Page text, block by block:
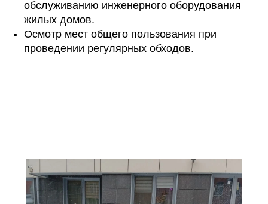
обслуживанию инженерного оборудования
жилых домов.
Осмотр мест общего пользования при
проведении регулярных обходов.